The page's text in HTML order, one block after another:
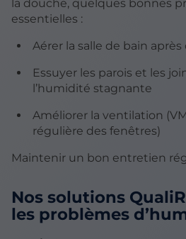
la douche, quelques bonnes
essentielles :
Aérer la salle de bain
Essuyer les parois et les
l’humidité stagnante
Améliorer la ventilation
régulière des fenêtres)
Maintenir un bon entretien
Nos solutions
les problèmes